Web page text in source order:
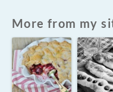
More from my